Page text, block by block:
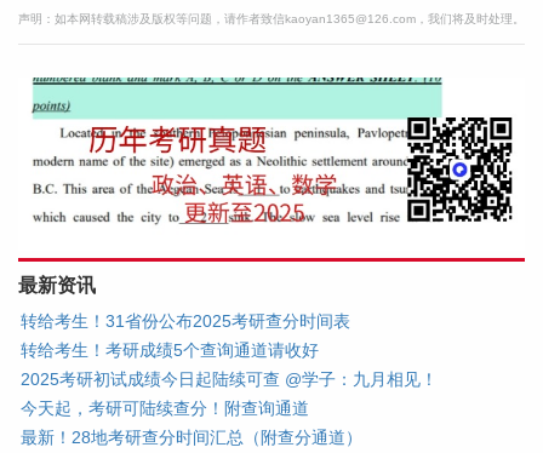
声明：如本网转载稿涉及版权等问题，请作者致信kaoyan1365@126.com，我们将及时处理。
最新资讯
转给考生！31省份公布2025考研查分时间表
转给考生！考研成绩5个查询通道请收好
2025考研初试成绩今日起陆续可查 @学子：九月相见！
今天起，考研可陆续查分！附查询通道
最新！28地考研查分时间汇总（附查分通道）